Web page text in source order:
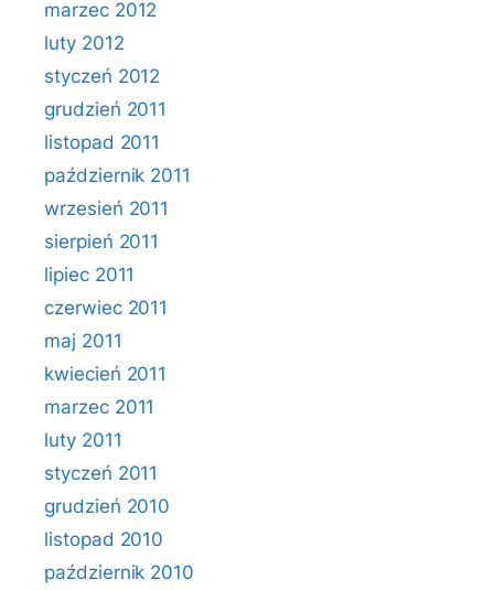
marzec 2012
luty 2012
styczeń 2012
grudzień 2011
listopad 2011
październik 2011
wrzesień 2011
sierpień 2011
lipiec 2011
czerwiec 2011
maj 2011
kwiecień 2011
marzec 2011
luty 2011
styczeń 2011
grudzień 2010
listopad 2010
październik 2010